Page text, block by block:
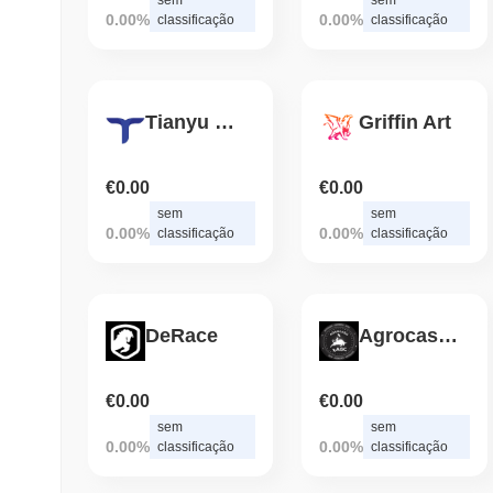
0.00% classificação
0.00% classificação
Tianyu Finance
€0.00
0.00%
sem
classificação
Griffin Art
€0.00
0.00%
sem
classificação
DeRace
€0.00
0.00%
sem
classificação
Agrocash X
€0.00
0.00%
sem
classificação